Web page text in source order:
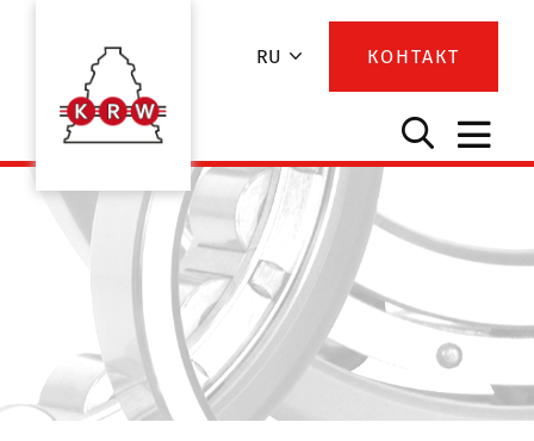
RU КОНТАКТ